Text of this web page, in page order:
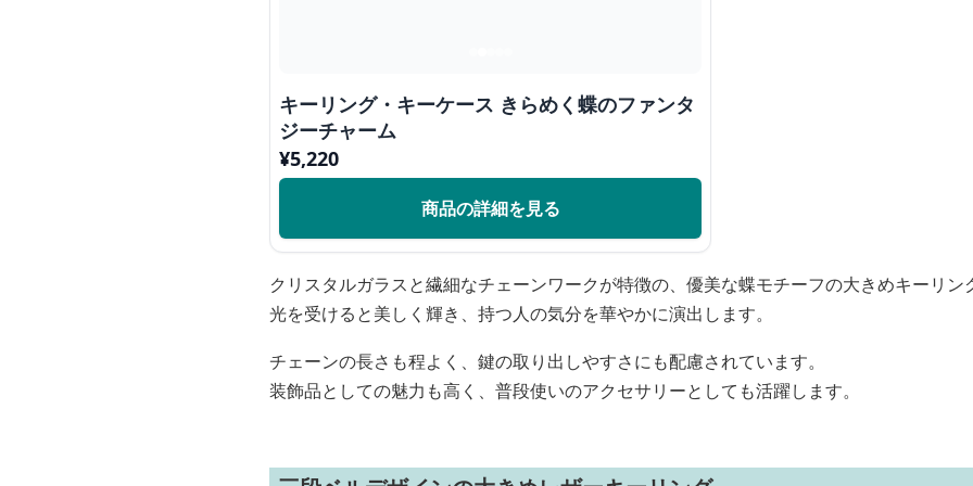
キーリング・キーケース きらめく蝶のファンタ
ジーチャーム
¥5,220
商品の詳細を見る
クリスタルガラスと繊細なチェーンワークが特徴の、優美な蝶モチーフの大きめキーリン
光を受けると美しく輝き、持つ人の気分を華やかに演出します。
チェーンの長さも程よく、鍵の取り出しやすさにも配慮されています。
装飾品としての魅力も高く、普段使いのアクセサリーとしても活躍します。